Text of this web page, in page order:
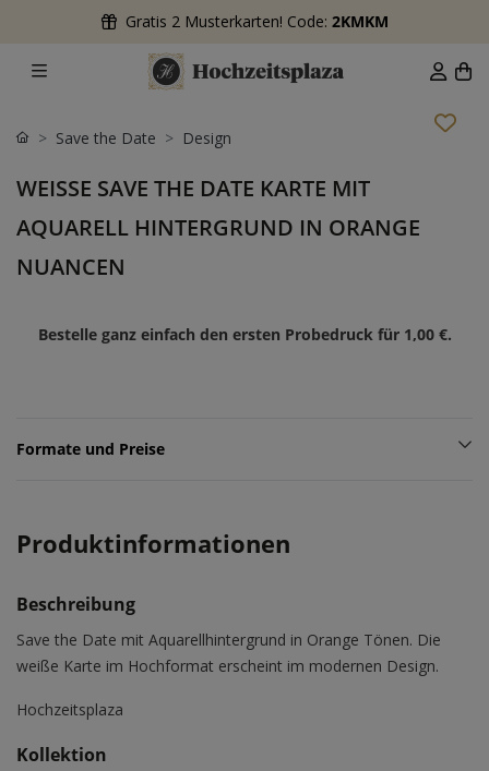
Gratis 2 Musterkarten! Code: 2KMKM
Save the Date Design
WEISSE SAVE THE DATE KARTE MIT A
QUARELL HINTERGRUND IN ORANGE N
UANCEN
Bestelle ganz einfach den ersten Probedruck für 1,00 €.
Formate und Preise
Produktinformationen
Beschreibung
Save the Date mit Aquarellhintergrund in Orange Tönen. Die
weiße Karte im Hochformat erscheint im modernen Design.
Hochzeitsplaza
Kollektion